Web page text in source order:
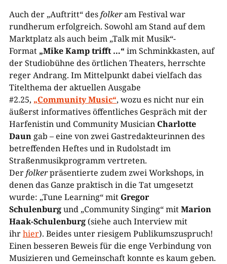
Auch der „Auftritt“ desfolkeram Festival war
rundherum erfolgreich. Sowohl am Stand auf dem
Marktplatz als auch beim „Talk mit Musik“-
Format „Mike Kamp trifft …“ im Schminkkasten, auf
der Studiobühne des örtlichen Theaters, herrschte
reger Andrang. Im Mittelpunkt dabei vielfach das
Titelthema der aktuellen Ausgabe
#2.25, „Community Music“, wozu es nicht nur ein
äußerst informatives öffentliches Gespräch mit der
Harfenistin und Community Musician Charlotte
Daun gab – eine von zwei Gastredakteurinnen des
betreffenden Heftes und in Rudolstadt im
Straßenmusikprogramm vertreten.
Derfolkerpräsentierte zudem zwei Workshops, in
denen das Ganze praktisch in die Tat umgesetzt
wurde: „Tune Learning“ mit Gregor
Schulenburgund „Community Singing“ mitMarion
Haak-Schulenburg (siehe auch Interview mit
ihrhier). Beides unter riesigem Publikumszuspruch!
Einen besseren Beweis für die enge Verbindung von
Musizieren und Gemeinschaft konnte es kaum geben.